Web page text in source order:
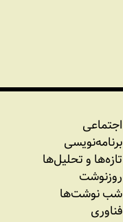
اجتماعی
برنامه‏‌نویسی
تازه‌‌ها و تحلیل‌ها
روزنوشت
شب نوشت‌ها
فناوری